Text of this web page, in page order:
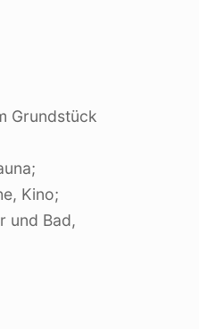
Grundstück
Kino;
und Bad,